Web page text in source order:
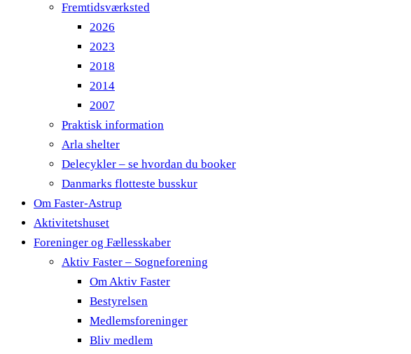
Fremtidsværksted
2026
2023
2018
2014
2007
Praktisk information
Arla shelter
Delecykler – se hvordan du booker
Danmarks flotteste busskur
Om Faster-Astrup
Aktivitetshuset
Foreninger og Fællesskaber
Aktiv Faster – Sogneforening
Om Aktiv Faster
Bestyrelsen
Medlemsforeninger
Bliv medlem